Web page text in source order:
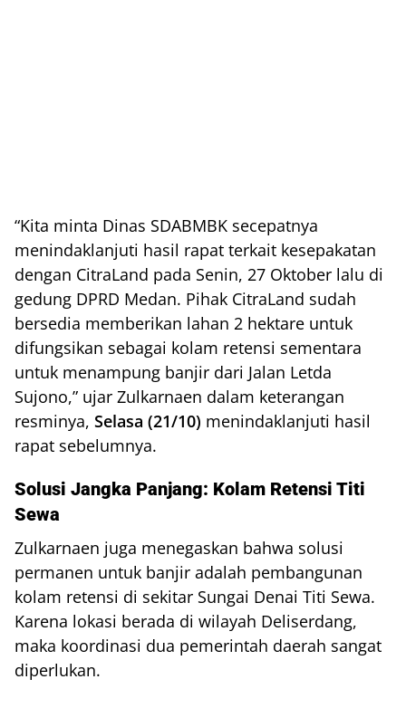
“Kita minta Dinas SDABMBK secepatnya
menindaklanjuti hasil rapat terkait kesepakatan
dengan CitraLand pada Senin, 27 Oktober lalu di
gedung DPRD Medan. Pihak CitraLand sudah
bersedia memberikan lahan 2 hektare untuk
difungsikan sebagai kolam retensi sementara
untuk menampung banjir dari Jalan Letda
Sujono,” ujar Zulkarnaen dalam keterangan
resminya, Selasa (21/10) menindaklanjuti hasil
rapat sebelumnya.
Solusi Jangka Panjang: Kolam Retensi Titi
Sewa
Zulkarnaen juga menegaskan bahwa solusi
permanen untuk banjir adalah pembangunan
kolam retensi di sekitar Sungai Denai Titi Sewa.
Karena lokasi berada di wilayah Deliserdang,
maka koordinasi dua pemerintah daerah sangat
diperlukan.